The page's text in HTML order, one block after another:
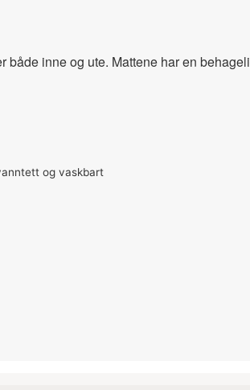
inne og ute. Mattene har en
og vaskbart